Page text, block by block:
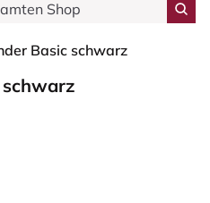
Basic schwarz